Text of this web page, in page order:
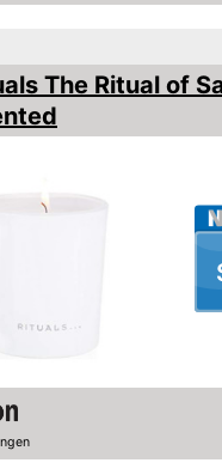
siehe
The Ritual of